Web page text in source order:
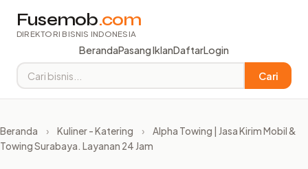
Fusemob.com
DIREKTORI BISNIS INDONESIA
BerandaPasang IklanDaftarLogin
Cari
Beranda › Kuliner - Katering ›
Alpha Towing | Jasa Kirim Mobil &
Towing Surabaya. Layanan 24 Jam